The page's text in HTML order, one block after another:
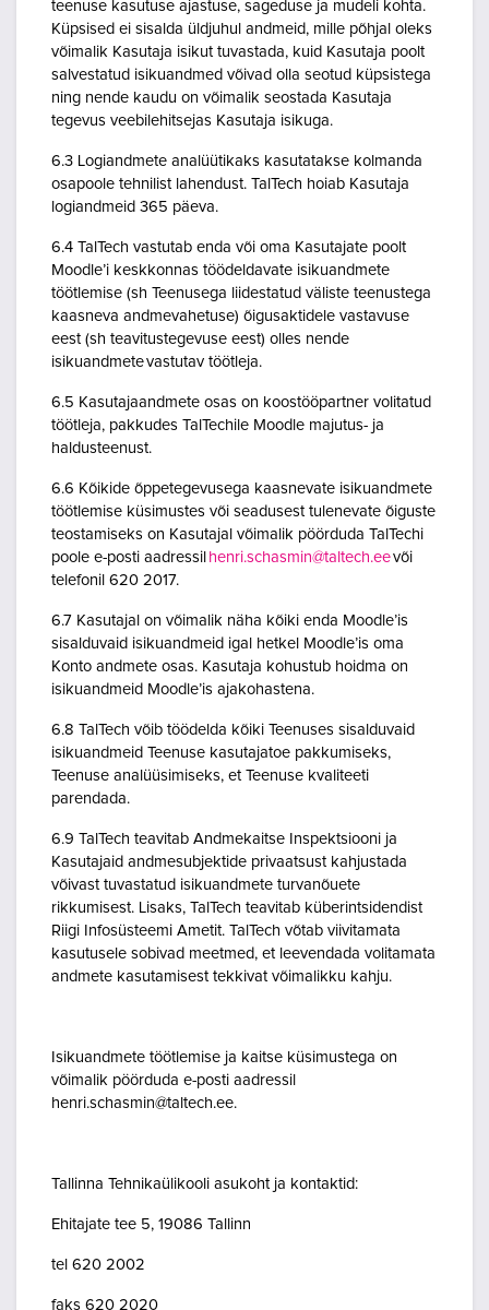
teenuse kasutuse ajastuse, sageduse ja mudeli kohta.
Küpsised ei sisalda üldjuhul andmeid, mille põhjal oleks
võimalik Kasutaja isikut tuvastada, kuid Kasutaja poolt
salvestatud isikuandmed võivad olla seotud küpsistega
ning nende kaudu on võimalik seostada Kasutaja
tegevus veebilehitsejas Kasutaja isikuga.
6.3 Logiandmete analüütikaks kasutatakse kolmanda
osapoole tehnilist lahendust. TalTech hoiab Kasutaja
logiandmeid 365 päeva.
6.4 TalTech vastutab enda või oma Kasutajate poolt
Moodle’i keskkonnas töödeldavate isikuandmete
töötlemise (sh Teenusega liidestatud väliste teenustega
kaasneva andmevahetuse) õigusaktidele vastavuse
eest (sh teavitustegevuse eest) olles nende
isikuandmete vastutav töötleja.
6.5 Kasutajaandmete osas on koostööpartner volitatud
töötleja, pakkudes TalTechile Moodle majutus- ja
haldusteenust.
6.6 Kõikide õppetegevusega kaasnevate isikuandmete
töötlemise küsimustes või seadusest tulenevate õiguste
teostamiseks on Kasutajal võimalik pöörduda TalTechi
poole e-posti aadressil henri.schasmin@taltech.eevõi
telefonil 620 2017.
6.7 Kasutajal on võimalik näha kõiki enda Moodle’is
sisalduvaid isikuandmeid igal hetkel Moodle’is oma
Konto andmete osas. Kasutaja kohustub hoidma on
isikuandmeid Moodle’is ajakohastena.
6.8 TalTech võib töödelda kõiki Teenuses sisalduvaid
isikuandmeid Teenuse kasutajatoe pakkumiseks,
Teenuse analüüsimiseks, et Teenuse kvaliteeti
parendada.
6.9 TalTech teavitab Andmekaitse Inspektsiooni ja
Kasutajaid andmesubjektide privaatsust kahjustada
võivast tuvastatud isikuandmete turvanõuete
rikkumisest. Lisaks, TalTech teavitab küberintsidendist
Riigi Infosüsteemi Ametit. TalTech võtab viivitamata
kasutusele sobivad meetmed, et leevendada volitamata
andmete kasutamisest tekkivat võimalikku kahju.
Isikuandmete töötlemise ja kaitse küsimustega on
võimalik pöörduda e-posti aadressil
henri.schasmin@taltech.ee.
Tallinna Tehnikaülikooli asukoht ja kontaktid:
Ehitajate tee 5, 19086 Tallinn
tel 620 2002
faks 620 2020